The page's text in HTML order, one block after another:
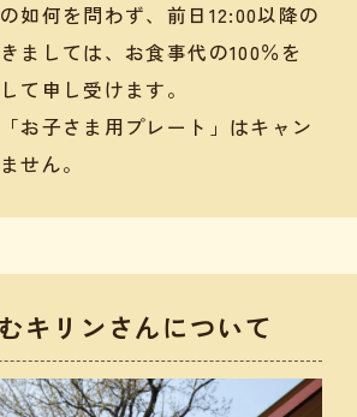
如何を問わず、前日12:00以降の
ましては、お食事代の100％を
て申し受けます。
お子さま用プレート」はキャン
せん。
キリンさんについて